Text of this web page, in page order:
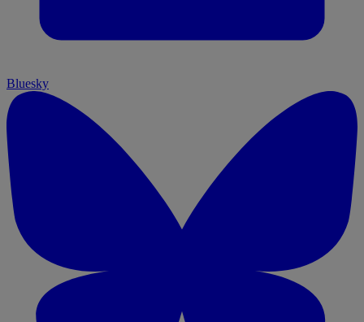
Bluesky